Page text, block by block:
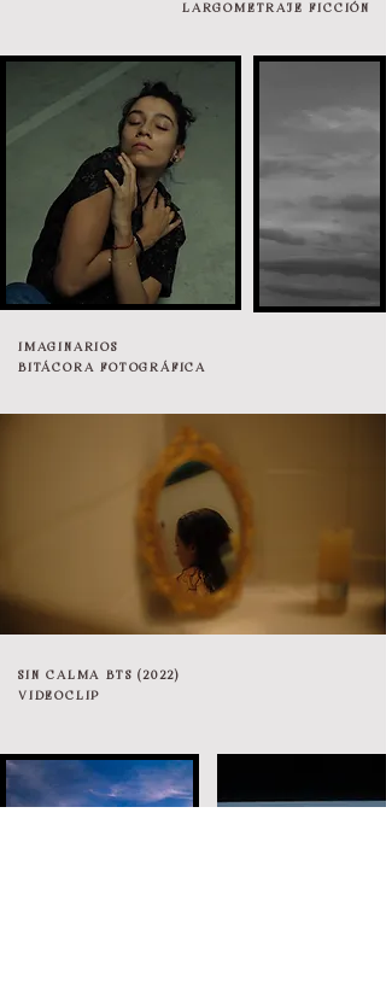
LARGOMETRAJE FICCIÓN
IMAGINARIOS
BITÁCORA FOTOGRÁFICA
SIN CALMA BTS (2022)
VIDEOCLIP